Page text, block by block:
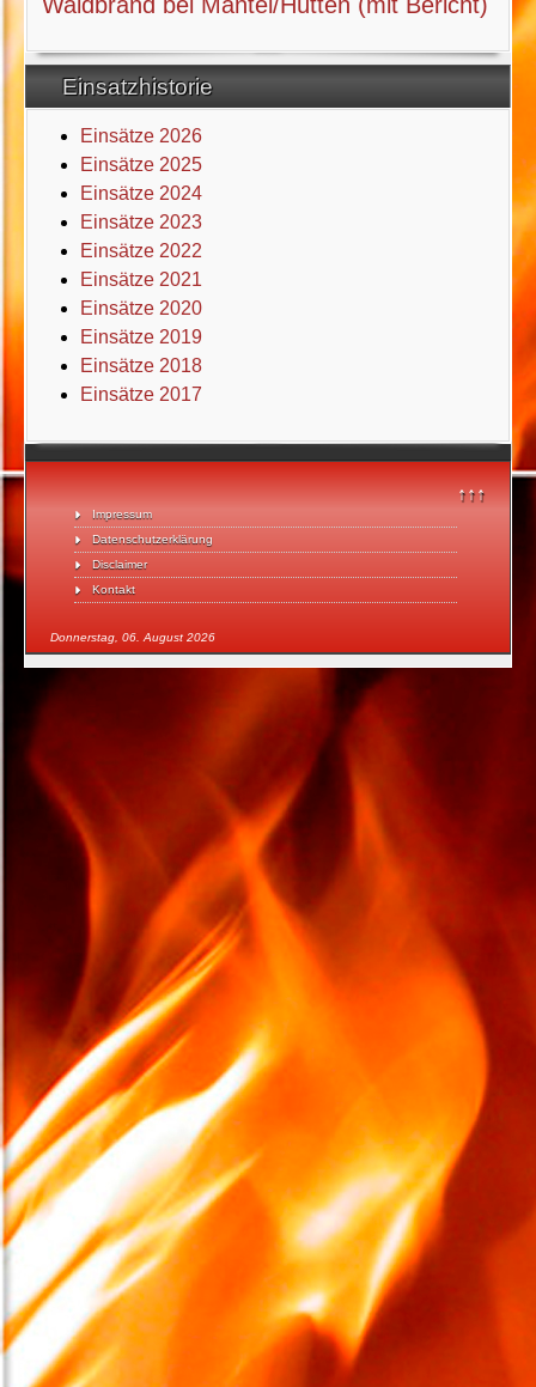
↑↑↑
Impressum
Datenschutzerklärung
Disclaimer
Kontakt
Donnerstag, 06. August 2026
Einsatzhistorie
Einsätze 2026
Einsätze 2025
Einsätze 2024
Einsätze 2023
Einsätze 2022
Einsätze 2021
Einsätze 2020
Einsätze 2019
Einsätze 2018
Einsätze 2017